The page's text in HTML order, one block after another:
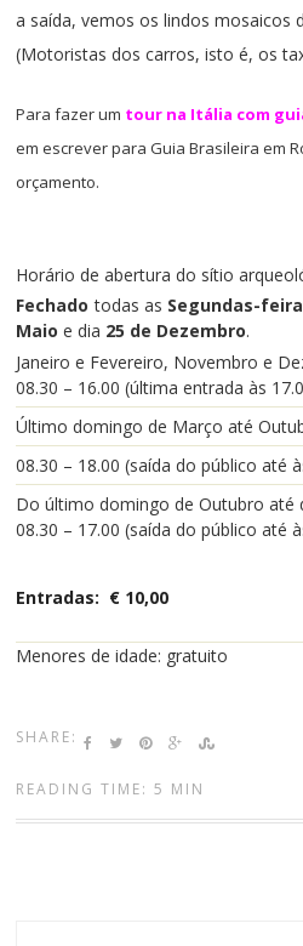
a saída, vemos os lindos mosaicos
(Motoristas dos carros, isto é, os
Para fazer um tour na Itália com
em escrever paraGuia Brasileira em
orçamento.
Horário de abertura do sítio
Fechado todas as Segundas-
Maioe dia 25 de Dezembro.
Janeiro e Fevereiro, Novembro e
08.30 – 16.00 (última entrada às
Último domingo de Março até
08.30 – 18.00 (saída do público até
Do último domingo de Outubro até
08.30 – 17.00 (saída do público até
Entradas: € 10,00
Menores de idade: gratuito
SHARE:
READING TIME: 5 MIN